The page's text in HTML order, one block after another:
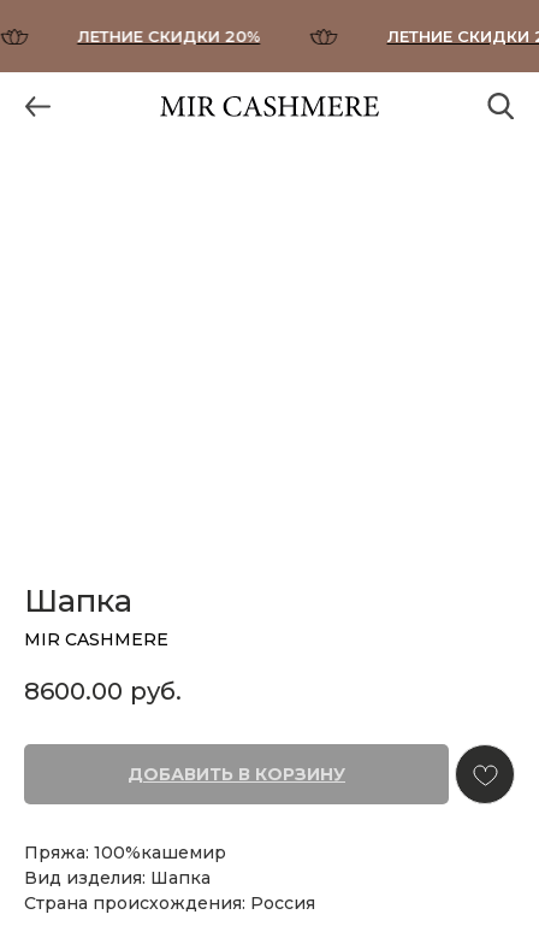
ЛЕТНИЕ СКИДКИ 20% ЛЕТНИЕ СКИДКИ
Шапка
MIR CASHMERE
8600.00 руб.
ДОБАВИТЬ В КОРЗИНУ
Пряжа: 100%кашемир
Вид изделия: Шапка
Страна происхождения: Россия